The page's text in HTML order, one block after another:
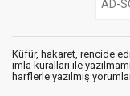
Küfür, hakaret, rencide
imla kuralları ile
harflerle yazılmış